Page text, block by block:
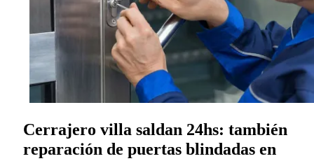
Cerrajero villa saldan 24hs: también
reparación de puertas blindadas en